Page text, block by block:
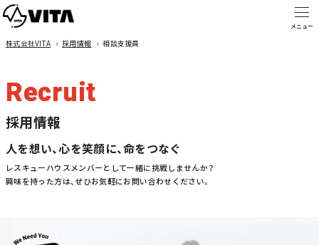
株式会社VITA › 採用情報 › 相談支援員
Recruit
採用情報
人を想い、心を笑顔に、命をつなぐ
レスキューハウスメンバーとして一緒に挑戦しませんか？
興味を持った方は、ぜひお気軽にお問い合わせください。